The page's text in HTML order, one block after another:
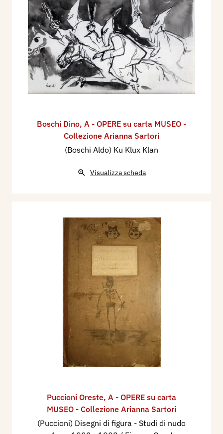
Boschi Dino, A - OPERE su carta MUSEO -
Collezione Arianna Sartori
(Boschi Aldo) Ku Klux Klan
Visualizza scheda
Puccioni Oreste, A - OPERE su carta
MUSEO - Collezione Arianna Sartori
(Puccioni) Disegni di figura - Studi di nudo